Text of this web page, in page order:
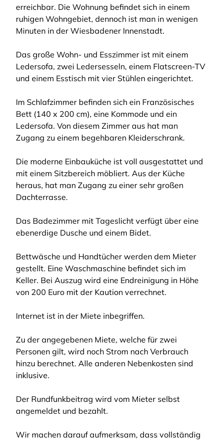
erreichbar. Die Wohnung befindet sich in einem
ruhigen Wohngebiet, dennoch ist man in wenigen
Minuten in der Wiesbadener Innenstadt.
Das große Wohn- und Esszimmer ist mit einem
Ledersofa, zwei Ledersesseln, einem Flatscreen-TV
und einem Esstisch mit vier Stühlen eingerichtet.
Im Schlafzimmer befinden sich ein Französisches
Bett (140 x 200 cm), eine Kommode und ein
Ledersofa. Von diesem Zimmer aus hat man
Zugang zu einem begehbaren Kleiderschrank.
Die moderne Einbauküche ist voll ausgestattet und
mit einem Sitzbereich möbliert. Aus der Küche
heraus, hat man Zugang zu einer sehr großen
Dachterrasse.
Das Badezimmer mit Tageslicht verfügt über eine
ebenerdige Dusche und einem Bidet.
Bettwäsche und Handtücher werden dem Mieter
gestellt. Eine Waschmaschine befindet sich im
Keller. Bei Auszug wird eine Endreinigung in Höhe
von 200 Euro mit der Kaution verrechnet.
Internet ist in der Miete inbegriffen.
Zu der angegebenen Miete, welche für zwei
Personen gilt, wird noch Strom nach Verbrauch
hinzu berechnet. Alle anderen Nebenkosten sind
inklusive.
Der Rundfunkbeitrag wird vom Mieter selbst
angemeldet und bezahlt.
Wir machen darauf aufmerksam, dass vollständig